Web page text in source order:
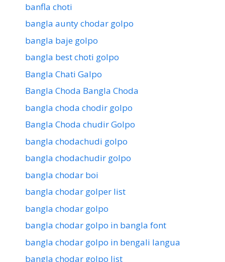
banfla choti
bangla aunty chodar golpo
bangla baje golpo
bangla best choti golpo
Bangla Chati Galpo
Bangla Choda Bangla Choda
bangla choda chodir golpo
Bangla Choda chudir Golpo
bangla chodachudi golpo
bangla chodachudir golpo
bangla chodar boi
bangla chodar golper list
bangla chodar golpo
bangla chodar golpo in bangla font
bangla chodar golpo in bengali langua
bangla chodar golpo list